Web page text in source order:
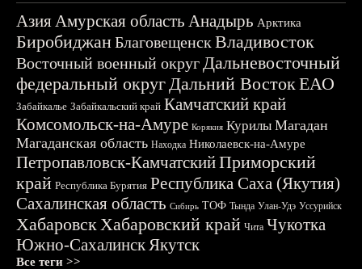
АзияАмурская область Анадырь Арктика
БиробиджанБлаговещенскВладивосток
Восточный военный округДальневосточный
федеральный округДальний ВостокЕАО
Забайкалье Забайкальский край Камчатский край
Комсомольск-на-Амуре Корякия Курилы Магадан
Магаданская область Находка Николаевск-на-Амуре
Петропавловск-КамчатскийПриморский
край Республика Бурятия Республика Саха (Якутия)
Сахалинская область Сибирь ТОФ Тында Улан-Удэ Уссурийск
ХабаровскХабаровский край Чита Чукотка
Южно-СахалинскЯкутск
Все теги >>